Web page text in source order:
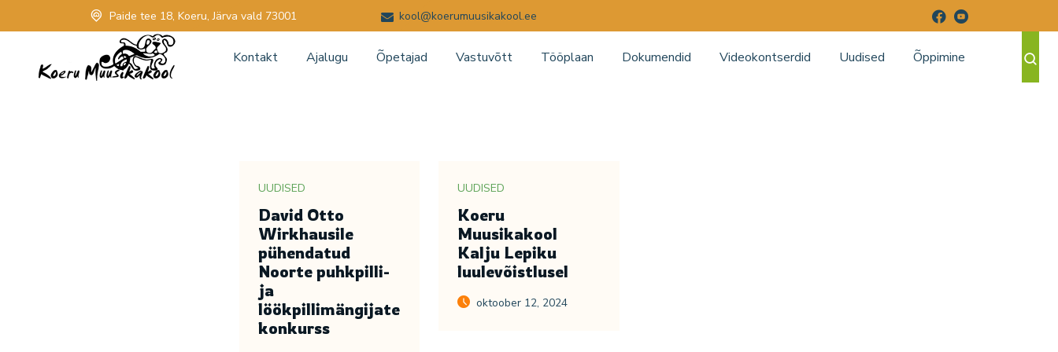
Paide tee 18, Koeru, Järva vald 73001 kool@koerumuusikakool.ee
Kontakt Ajalugu Õpetajad Vastuvõtt Tööplaan Dokumendid Videokontserdid Uudised Õppimine
UUDISED
David Otto
Wirkhausile
pühendatud
Noorte puhkpilli-
ja
löökpillimängijate
konkurss
UUDISED
Koeru
Muusikakool
Kalju Lepiku
luulevõistlusel
oktoober 12, 2024